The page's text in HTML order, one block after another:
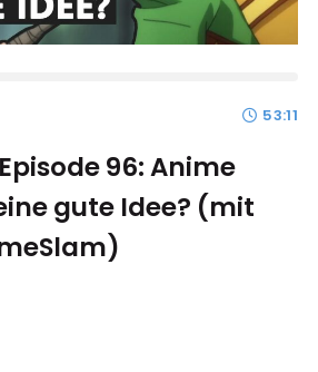
53:11
96: Anime
gute Idee? (mit